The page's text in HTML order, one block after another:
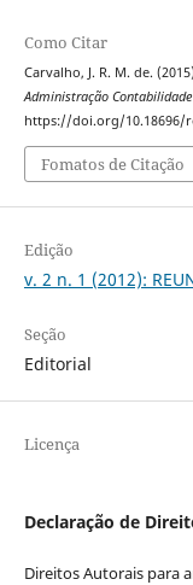
Como Citar
Carvalho, J. R. M. de.
Administração
https://doi.org/10.18696/
Fomatos de Citação
Edição
v. 2 n. 1 (2012):
Seção
Editorial
Licença
Declaração de
Direitos Autorais para